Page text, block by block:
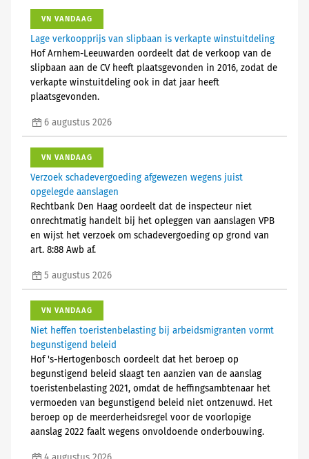
VN VANDAAG
Lage verkoopprijs van slipbaan is verkapte winstuitdeling
Hof Arnhem-Leeuwarden oordeelt dat de verkoop van de
slipbaan aan de CV heeft plaatsgevonden in 2016, zodat de
verkapte winstuitdeling ook in dat jaar heeft
plaatsgevonden.
6 augustus 2026
VN VANDAAG
Verzoek schadevergoeding afgewezen wegens juist
opgelegde aanslagen
Rechtbank Den Haag oordeelt dat de inspecteur niet
onrechtmatig handelt bij het opleggen van aanslagen VPB
en wijst het verzoek om schadevergoeding op grond van
art. 8:88 Awb af.
5 augustus 2026
VN VANDAAG
Niet heffen toeristenbelasting bij arbeidsmigranten vormt
begunstigend beleid
Hof 's-Hertogenbosch oordeelt dat het beroep op
begunstigend beleid slaagt ten aanzien van de aanslag
toeristenbelasting 2021, omdat de heffingsambtenaar het
vermoeden van begunstigend beleid niet ontzenuwd. Het
beroep op de meerderheidsregel voor de voorlopige
aanslag 2022 faalt wegens onvoldoende onderbouwing.